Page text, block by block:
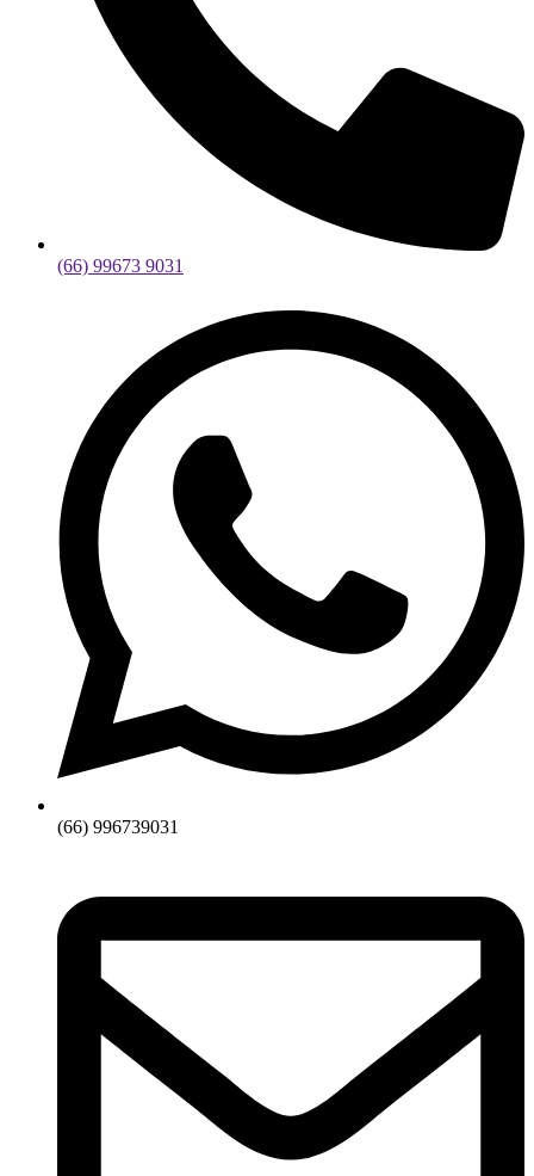
(66) 99673 9031
(66) 996739031